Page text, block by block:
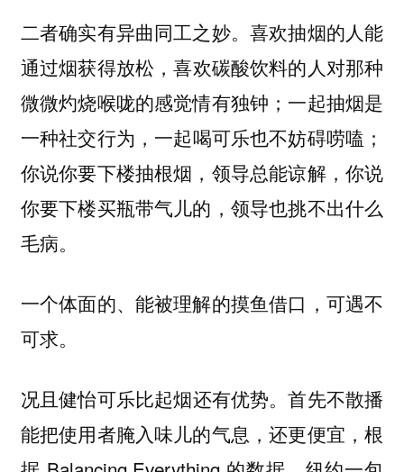
二者确实有异曲同工之妙。喜欢抽烟的人能
通过烟获得放松 ，喜欢碳酸饮料的人对那种
微微灼烧喉咙的感觉情有独钟；一起抽烟是
一种社交行为 ，一起喝可乐也不妨碍唠嗑；
你说你要下楼抽根烟，领导总能谅解，你说
你要下楼买瓶带气儿的， 领导也挑不出什么
毛病。
一个体面的、能被理解的摸鱼借口，可遇不
可求。
况且健怡可乐比起烟还有优势。首先不散播
能把使用者腌入味儿的气息，还更便宜，根